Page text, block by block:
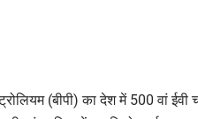
(बीपी) का देश में 500 वां ईवी